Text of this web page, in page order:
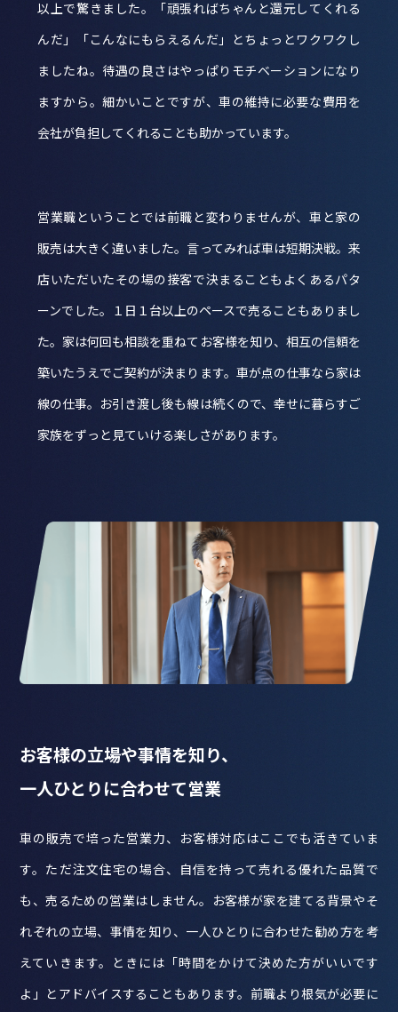
以上で驚きました。「頑張ればちゃんと還元してくれる
んだ」「こんなにもらえるんだ」とちょっとワクワクし
ましたね。待遇の良さはやっぱりモチベーションになり
ますから。細かいことですが、車の維持に必要な費用を
会社が負担してくれることも助かっています。
営業職ということでは前職と変わりませんが、車と家の
販売は大きく違いました。言ってみれば車は短期決戦。来
店いただいたその場の接客で決まることもよくあるパタ
ーンでした。１日１台以上のペースで売ることもありまし
た。家は何回も相談を重ねてお客様を知り、相互の信頼を
築いたうえでご契約が決まります。車が点の仕事なら家は
線の仕事。お引き渡し後も線は続くので、幸せに暮らすご
家族をずっと見ていける楽しさがあります。
お客様の立場や事情を知り、
一人ひとりに合わせて営業
車の販売で培った営業力、お客様対応はここでも活きていま
す。ただ注文住宅の場合、自信を持って売れる優れた品質で
も、売るための営業はしません。お客様が家を建てる背景やそ
れぞれの立場、事情を知り、一人ひとりに合わせた勧め方を考
えていきます。ときには「時間をかけて決めた方がいいです
よ」とアドバイスすることもあります。前職より根気が必要に